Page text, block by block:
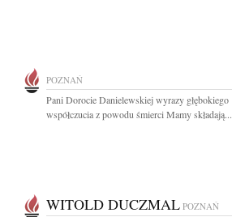
POZNAŃ
Pani Dorocie Danielewskiej wyrazy głębokiego
współczucia z powodu śmierci Mamy składają...
WITOLD DUCZMAL POZNAŃ